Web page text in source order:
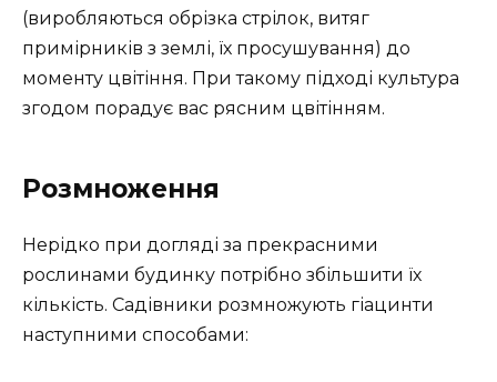
(виробляються обрізка стрілок, витяг
примірників з землі, їх просушування) до
моменту цвітіння. При такому підході культура
згодом порадує вас рясним цвітінням.
Розмноження
Нерідко при догляді за прекрасними
рослинами будинку потрібно збільшити їх
кількість. Садівники розмножують гіацинти
наступними способами: